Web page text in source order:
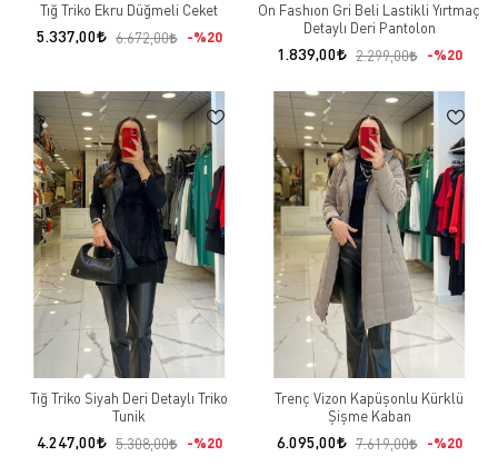
Tığ Triko Ekru Düğmeli Ceket
5.337,00 6.672,00 %20
On Fashıon Gri Beli Lastikli Yırtmaç
Detaylı Deri Pantolon
1.839,00 2.299,00 %20
Tığ Triko Siyah Deri Detaylı Triko
Tunik
4.247,00 5.308,00 %20
Trenç Vizon Kapüşonlu Kürklü
Şişme Kaban
6.095,00 7.619,00 %20